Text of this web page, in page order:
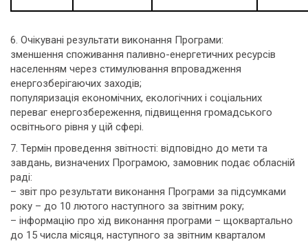
6. Очікувані результати виконання Програми:
зменшення споживання паливно-енергетичних ресурсів
населенням через стимулювання впровадження
енергозберігаючих заходів;
популяризація економічних, екологічних і соціальних
переваг енергозбереження, підвищення громадського
освітнього рівня у цій сфері.
7. Термін проведення звітності: відповідно до мети та
завдань, визначених Програмою, замовник подає обласній
раді:
– звіт про результати виконання Програми за підсумками
року – до 10 лютого наступного за звітним року;
– інформацію про хід виконання програми – щоквартально
до 15 числа місяця, наступного за звітним кварталом